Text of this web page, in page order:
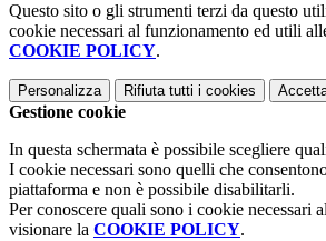
Questo sito o gli strumenti terzi da questo
cookie necessari al funzionamento ed utili
COOKIE POLICY.
Personalizza Rifiuta tutti i cookies
Gestione cookie
In questa schermata è possibile scegliere
I cookie necessari sono quelli che
piattaforma e non è possibile disabilitarli.
Per conoscere quali sono i cookie necessari
visionare la COOKIE POLICY.